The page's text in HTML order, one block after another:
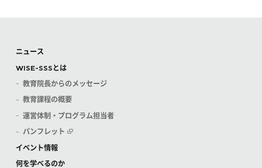
ニュース
WISE-SSSとは
教育院長からのメッセージ
教育課程の概要
運営体制・プログラム担当者
パンフレット
イベント情報
何を学べるのか